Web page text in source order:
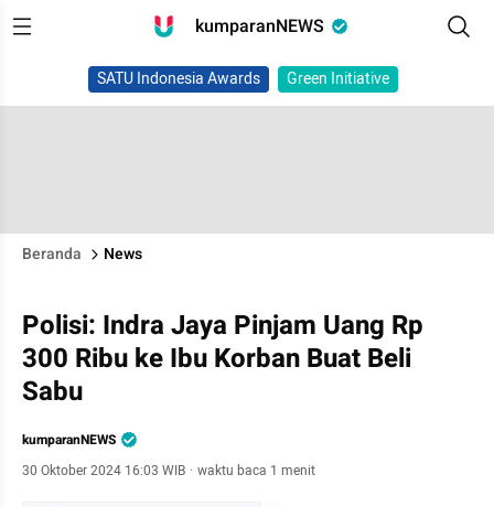
kumparanNEWS
SATU Indonesia Awards Green Initiative
Beranda News
Polisi: Indra Jaya Pinjam Uang Rp
300 Ribu ke Ibu Korban Buat Beli
Sabu
kumparanNEWS
30 Oktober 2024 16:03 WIB · waktu baca 1 menit